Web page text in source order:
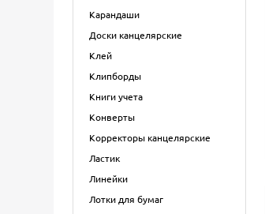
Карандаши
Доски канцелярские
Клей
Клипборды
Книги учета
Конверты
Корректоры канцелярские
Ластик
Линейки
Лотки для бумаг